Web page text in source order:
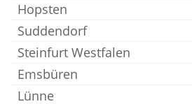
Hopsten
Suddendorf
Steinfurt Westfalen
Emsbüren
Lünne